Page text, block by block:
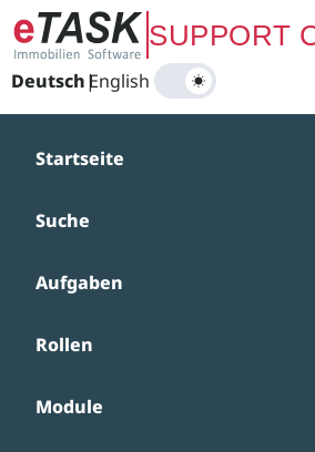
Zum Hauptinhalt springen
SUPPORT
Deutsch|
English
Startseite
Suche
Aufgaben
Rollen
Module